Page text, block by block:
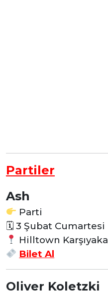
Partiler
Ash
Parti
🗓 3 Şubat Cumartesi
Hilltown Karşıyaka
Bilet Al
Oliver Koletzki